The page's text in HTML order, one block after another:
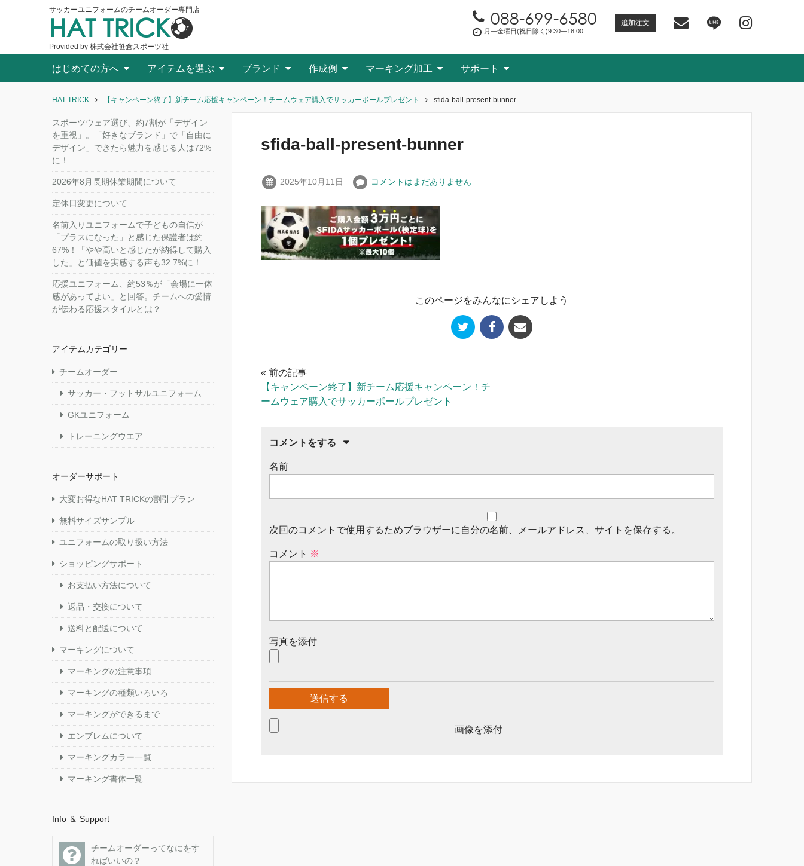
サッカーユニフォームのチームオーダー専門店
HAT TRICK
Provided by 株式会社笹倉スポーツ社
088-699-6580
月―金曜日(祝日除く)9:30―18:00
追加注文
はじめての方へ アイテムを選ぶ ブランド 作成例 マーキング加工 サポート
HAT TRICK 【キャンペーン終了】新チーム応援キャンペーン！チームウェア購入でサッカーボールプレゼント sfida-ball-present-bunner
sfida-ball-present-bunner
2025年10月11日 コメントはまだありません
このページをみんなにシェアしよう
« 前の記事
【キャンペーン終了】新チーム応援キャンペーン！チ
ームウェア購入でサッカーボールプレゼント
コメントをする
名前
次回のコメントで使用するためブラウザーに自分の名前、メールアドレス、サイトを保存する。
コメント ※
写真を添付
画像を添付
スポーツウェア選び、約7割が「デザイン
を重視」。「好きなブランド」で「自由に
デザイン」できたら魅力を感じる人は72%
に！
2026年8月長期休業期間について
定休日変更について
名前入りユニフォームで子どもの自信が
「プラスになった」と感じた保護者は約
67%！「やや高いと感じたが納得して購入
した」と価値を実感する声も32.7%に！
応援ユニフォーム、約53％が「会場に一体
感があってよい」と回答。チームへの愛情
が伝わる応援スタイルとは？
アイテムカテゴリー
チームオーダー
サッカー・フットサルユニフォーム
GKユニフォーム
トレーニングウエア
オーダーサポート
大変お得なHAT TRICKの割引プラン
無料サイズサンプル
ユニフォームの取り扱い方法
ショッピングサポート
お支払い方法について
返品・交換について
送料と配送について
マーキングについて
マーキングの注意事項
マーキングの種類いろいろ
マーキングができるまで
エンブレムについて
マーキングカラー一覧
マーキング書体一覧
Info ＆ Support
チームオーダーってなにをす
ればいいの？